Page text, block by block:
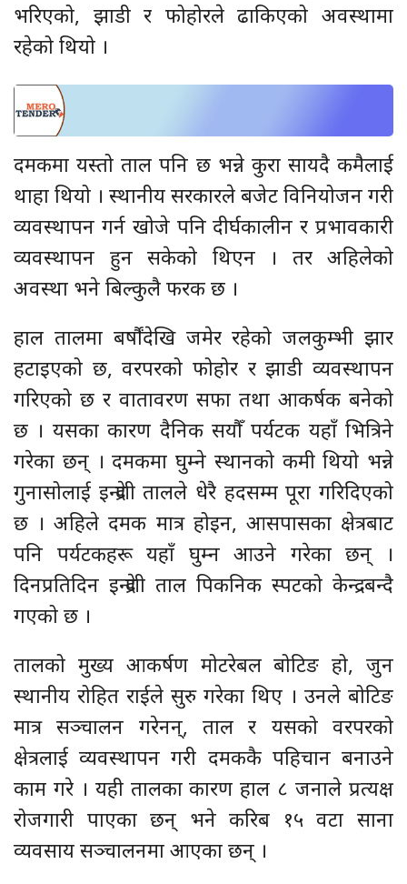
भरिएको, झाडी र फोहोरले ढाकिएको अवस्थामा
रहेको थियो ।
दमकमा यस्तो ताल पनि छ भन्ने कुरा सायदै कमैलाई
थाहा थियो । स्थानीय सरकारले बजेट विनियोजन गरी
व्यवस्थापन गर्न खोजे पनि दीर्घकालीन र प्रभावकारी
व्यवस्थापन हुन सकेको थिएन । तर अहिलेको
अवस्था भने बिल्कुलै फरक छ ।
हाल तालमा बर्षौंदेखि जमेर रहेको जलकुम्भी झार
हटाइएको छ, वरपरको फोहोर र झाडी व्यवस्थापन
गरिएको छ र वातावरण सफा तथा आकर्षक बनेको
छ । यसका कारण दैनिक सयौँ पर्यटक यहाँ भित्रिने
गरेका छन् । दमकमा घुम्ने स्थानको कमी थियो भन्ने
गुनासोलाई इन्द्रेणी तालले धेरै हदसम्म पूरा गरिदिएको
छ । अहिले दमक मात्र होइन, आसपासका क्षेत्रबाट
पनि पर्यटकहरू यहाँ घुम्न आउने गरेका छन् ।
दिनप्रतिदिन इन्द्रेणी ताल पिकनिक स्पटको केन्द्र बन्दै
गएको छ ।
तालको मुख्य आकर्षण मोटरेबल बोटिङ हो, जुन
स्थानीय रोहित राईले सुरु गरेका थिए । उनले बोटिङ
मात्र सञ्चालन गरेनन्, ताल र यसको वरपरको
क्षेत्रलाई व्यवस्थापन गरी दमककै पहिचान बनाउने
काम गरे । यही तालका कारण हाल ८ जनाले प्रत्यक्ष
रोजगारी पाएका छन् भने करिब १५ वटा साना
व्यवसाय सञ्चालनमा आएका छन् ।